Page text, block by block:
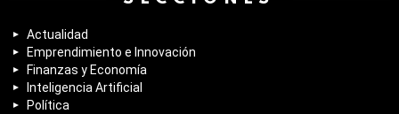
Actualidad
Emprendimiento e Innovación
Finanzas y Economía
Inteligencia Artificial
Política